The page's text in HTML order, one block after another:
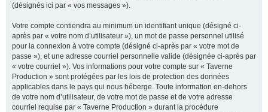
(désignés ici par « vos messages »).
Votre compte contiendra au minimum un identifiant unique (désigné ci-
après par « votre nom d’utilisateur »), un mot de passe personnel utilisé
pour la connexion à votre compte (désigné ci-après par « votre mot de
passe »), et une adresse courriel personnelle valide (désignée ci-après par
« votre courriel »). Vos informations pour votre compte sur « Taverne
Production » sont protégées par les lois de protection des données
applicables dans le pays qui nous héberge. Toute information en-dehors
de votre nom d’utilisateur, de votre mot de passe et de votre adresse
courriel requise par « Taverne Production » durant la procédure